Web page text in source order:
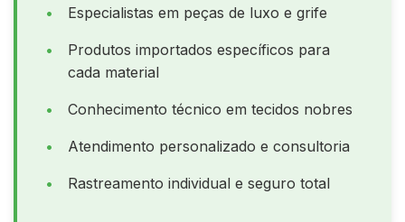
Especialistas em peças de luxo e grife
Produtos importados específicos para
cada material
Conhecimento técnico em tecidos nobres
Atendimento personalizado e consultoria
Rastreamento individual e seguro total